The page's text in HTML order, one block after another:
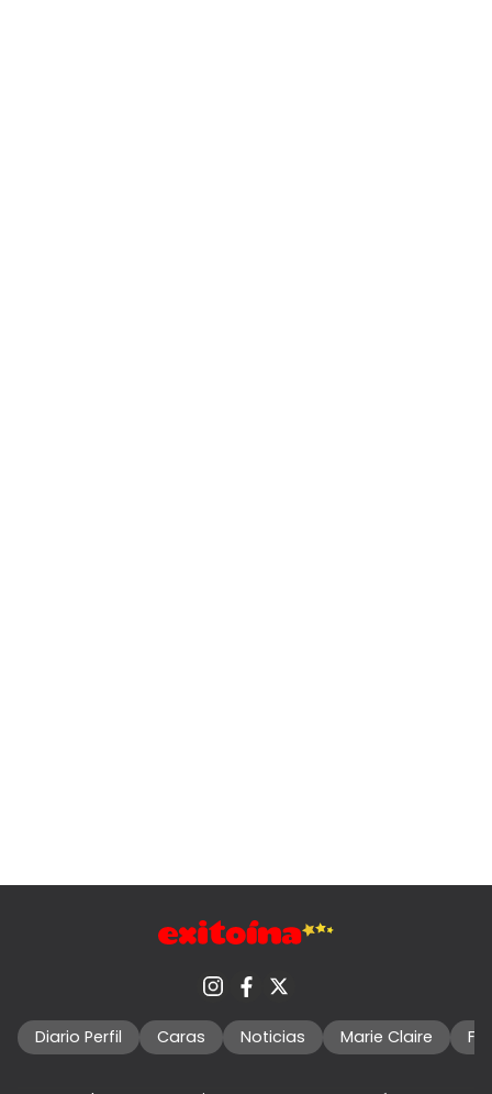
Diario Perfil Caras Noticias Marie Claire